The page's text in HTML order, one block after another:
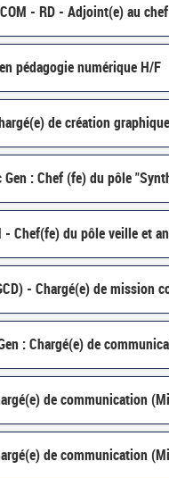
pédagogie numérique H/F